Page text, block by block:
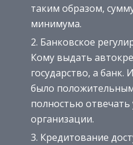
таким образом,
минимума.
Банковское
Кому выдать
государство, а
было
полностью
организации.
Кредитование